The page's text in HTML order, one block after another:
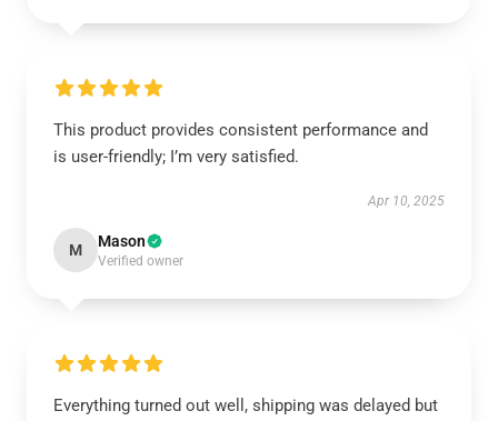
This product provides consistent performance and
is user-friendly; I’m very satisfied.
Apr 10, 2025
M Mason
Verified owner
Everything turned out well, shipping was delayed but